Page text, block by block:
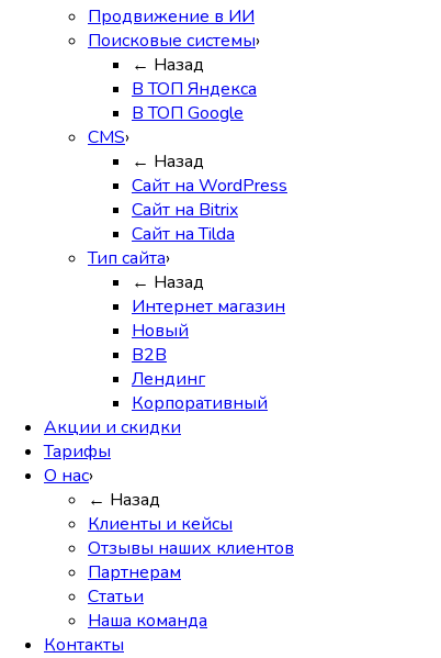
Продвижение в ИИ
Поисковые системы›
← Назад
В ТОП Яндекса
В ТОП Google
CMS›
← Назад
Сайт на WordPress
Сайт на Bitrix
Сайт на Tilda
Тип сайта›
← Назад
Интернет магазин
Новый
B2B
Лендинг
Корпоративный
Акции и скидки
Тарифы
О нас›
← Назад
Клиенты и кейсы
Отзывы наших клиентов
Партнерам
Статьи
Наша команда
Контакты